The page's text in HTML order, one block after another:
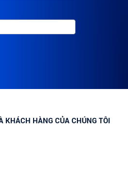
KHÁCH HÀNG CỦA CHÚNG TÔI